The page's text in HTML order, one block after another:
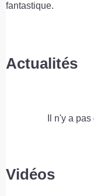
fantastique.
Actualités
Il n'y a
Vidéos